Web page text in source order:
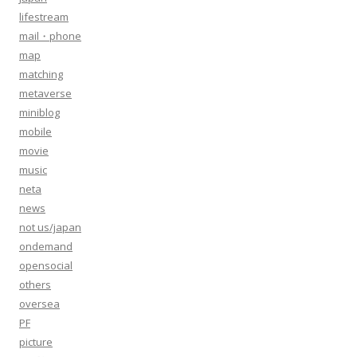
lifestream
mail・phone
map
matching
metaverse
miniblog
mobile
movie
music
neta
news
not us/japan
ondemand
opensocial
others
oversea
PF
picture